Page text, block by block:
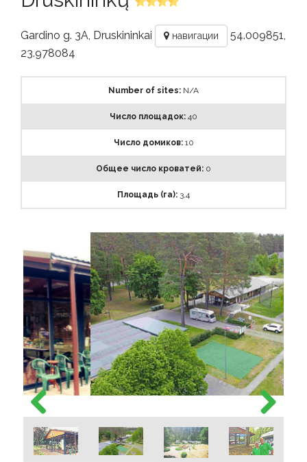
Gardino g. 3A, Druskininkai навигации
54.009851,
23.978084
Number of sites: N/A
Число площадок: 40
Число домиков: 10
Общее число кроватей: 0
Площадь (га): 3,4